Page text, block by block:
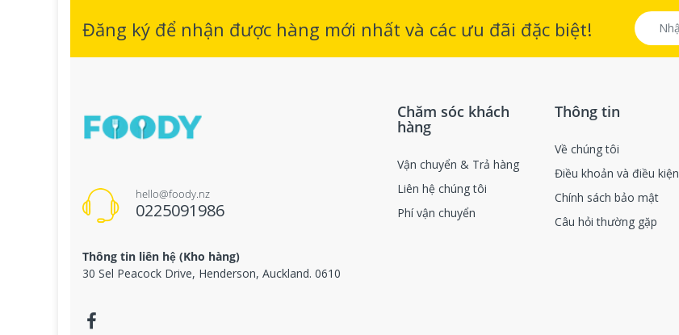
Đăng ký để nhận được hàng mới nhất và các ưu đãi đặc biệt!
hello@foody.nz
0225091986
Thông tin liên hệ (Kho hàng)
30 Sel Peacock Drive, Henderson, Auckland. 0610
Chăm sóc khách
hàng
Vận chuyển & Trả hàng
Liên hệ chúng tôi
Phí vận chuyển
Thông tin
Về chúng tôi
Điều khoản và điều kiện
Chính sách bảo mật
Câu hỏi thường gặp